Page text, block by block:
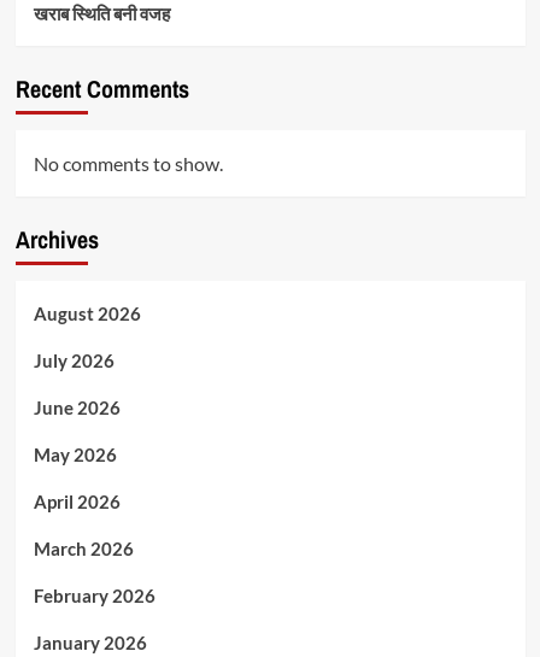
खराब स्थिति बनी वजह
Recent Comments
No comments to show.
Archives
August 2026
July 2026
June 2026
May 2026
April 2026
March 2026
February 2026
January 2026